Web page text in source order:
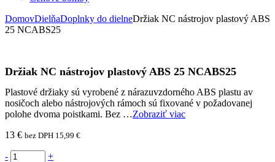
DomovDielňaDoplnky do dielneDržiak NC nástrojov plastový ABS
25 NCABS25
Držiak NC nástrojov plastový ABS 25 NCABS25
Plastové držiaky sú vyrobené z nárazuvzdorného ABS plastu av
nosičoch alebo nástrojových rámoch sú fixované v požadovanej
polohe dvoma poistkami. Bez …Zobraziť viac
13 € bez DPH 15,99 €
- +